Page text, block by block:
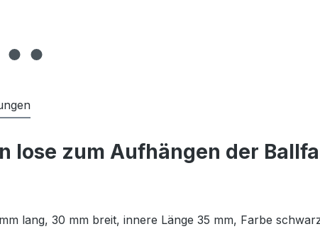
lose zum Aufhängen der
lang, 30 mm breit, innere Länge 35 mm, Farbe